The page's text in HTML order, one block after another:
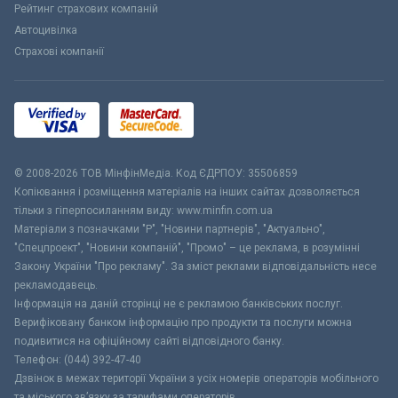
Рейтинг страхових компаній
Автоцивілка
Страхові компанії
© 2008-2026 ТОВ МiнфiнМедiа. Код ЄДРПОУ: 35506859
Копіювання і розміщення матеріалів на інших сайтах дозволяється
тільки з гіперпосиланням виду: www.minfin.com.ua
Матеріали з позначками "Р", "Новини партнерів", "Актуально",
"Спецпроект", "Новини компаній", "Промо" – це реклама, в розумінні
Закону України "Про рекламу". За зміст реклами відповідальність несе
рекламодавець.
Інформація на даній сторінці не є рекламою банківських послуг.
Верифіковану банком інформацію про продукти та послуги можна
подивитися на офіційному сайті відповідного банку.
Телефон: (044) 392-47-40
Дзвінок в межах території України з усіх номерів операторів мобільного